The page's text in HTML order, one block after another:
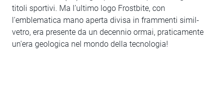
titoli sportivi. Ma l’ultimo logo Frostbite, con
l'emblematica mano aperta divisa in frammenti simil-
vetro, era presente da un decennio ormai, praticamente
un'era geologica nel mondo della tecnologia!